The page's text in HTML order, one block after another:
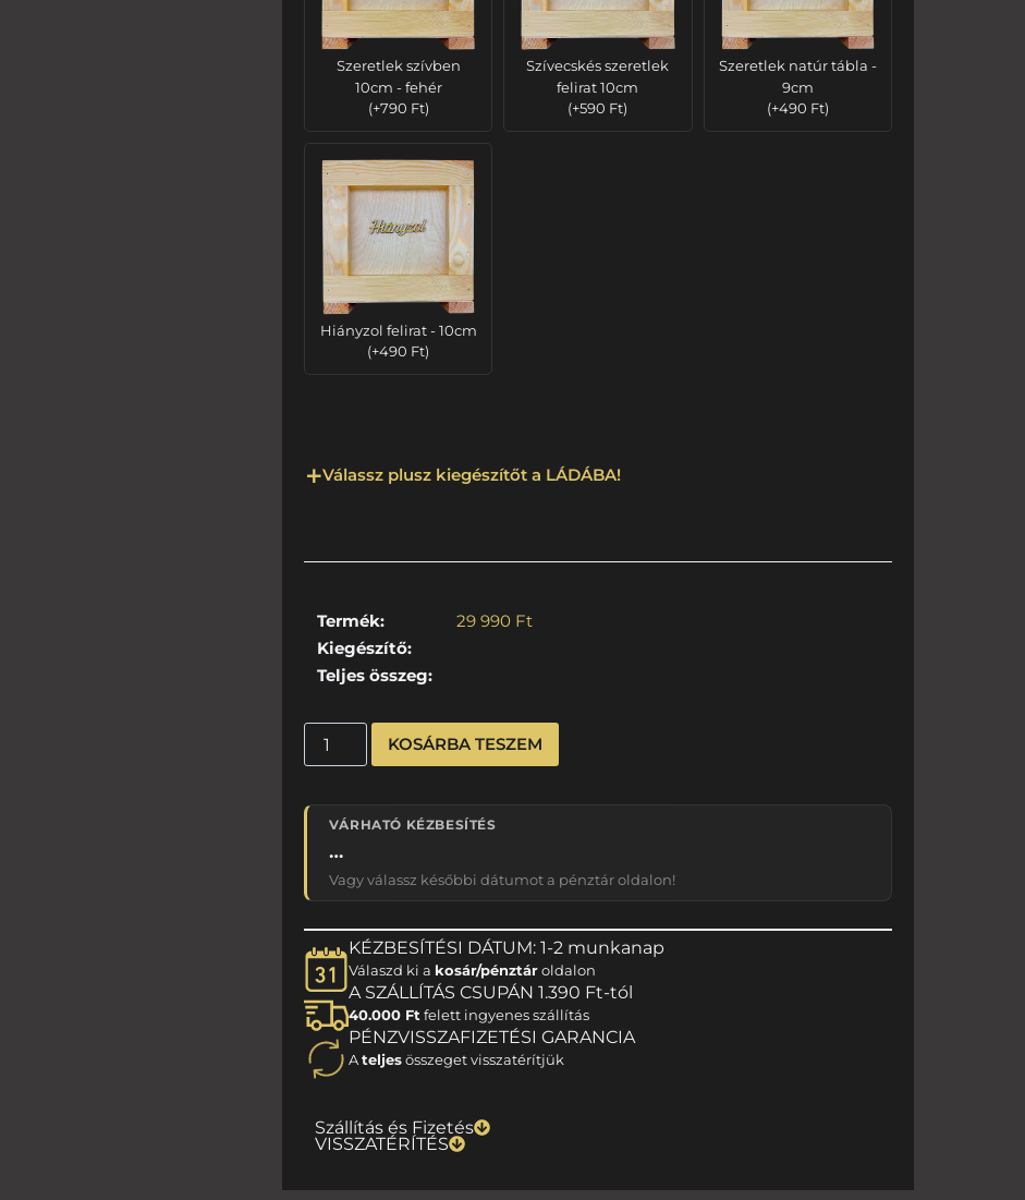
Szeretlek szívben
10cm - fehér
(+790 Ft)
Szívecskés szeretlek
felirat 10cm
(+590 Ft)
Szeretlek natúr tábla -
9cm
(+490 Ft)
Hiányzol felirat - 10cm
(+490 Ft)
Válassz plusz kiegészítőt a LÁDÁBA!
Termék: 29 990 Ft
Kiegészítő:
Teljes összeg:
KOSÁRBA TESZEM
VÁRHATÓ KÉZBESÍTÉS
…
Vagy válassz későbbi dátumot a pénztár oldalon!
KÉZBESÍTÉSI DÁTUM: 1-2 munkanap
Válaszd ki a kosár/pénztároldalon
A SZÁLLÍTÁS CSUPÁN 1.390 Ft-tól
40.000 Ftfelett ingyenes szállítás
PÉNZVISSZAFIZETÉSI GARANCIA
Ateljesösszeget visszatérítjük
Szállítás és Fizetés
VISSZATÉRÍTÉS